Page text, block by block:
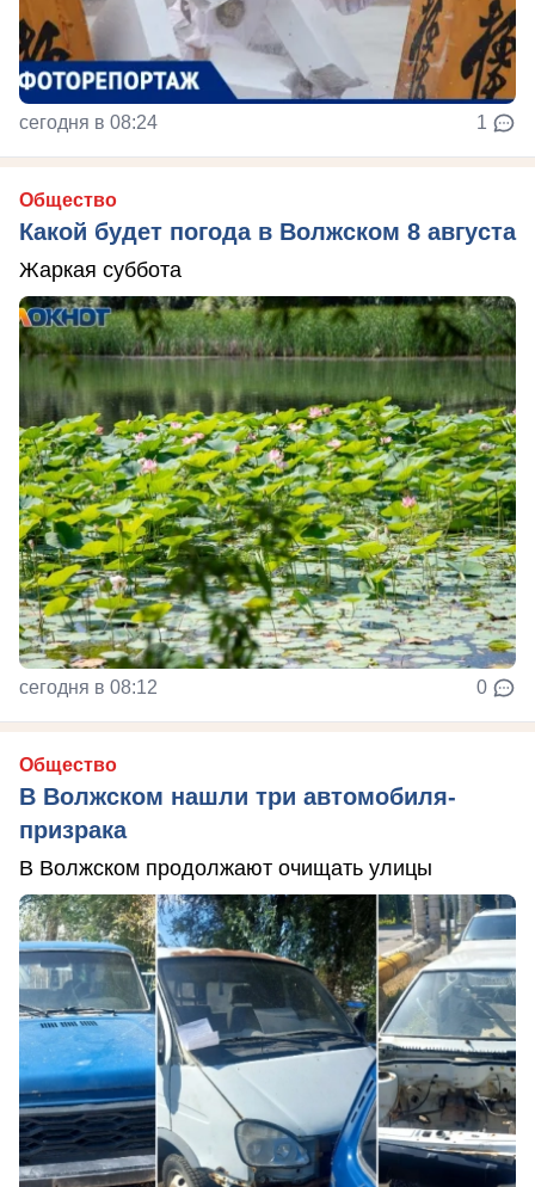
сегодня в 08:24 1
Общество
Какой будет погода в Волжском 8 августа
Жаркая суббота
сегодня в 08:12 0
Общество
В Волжском нашли три автомобиля-
призрака
В Волжском продолжают очищать улицы